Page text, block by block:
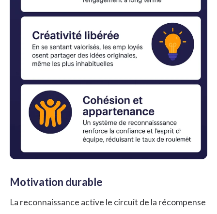
Motivation durable
La reconnaissance active le circuit de la récompense